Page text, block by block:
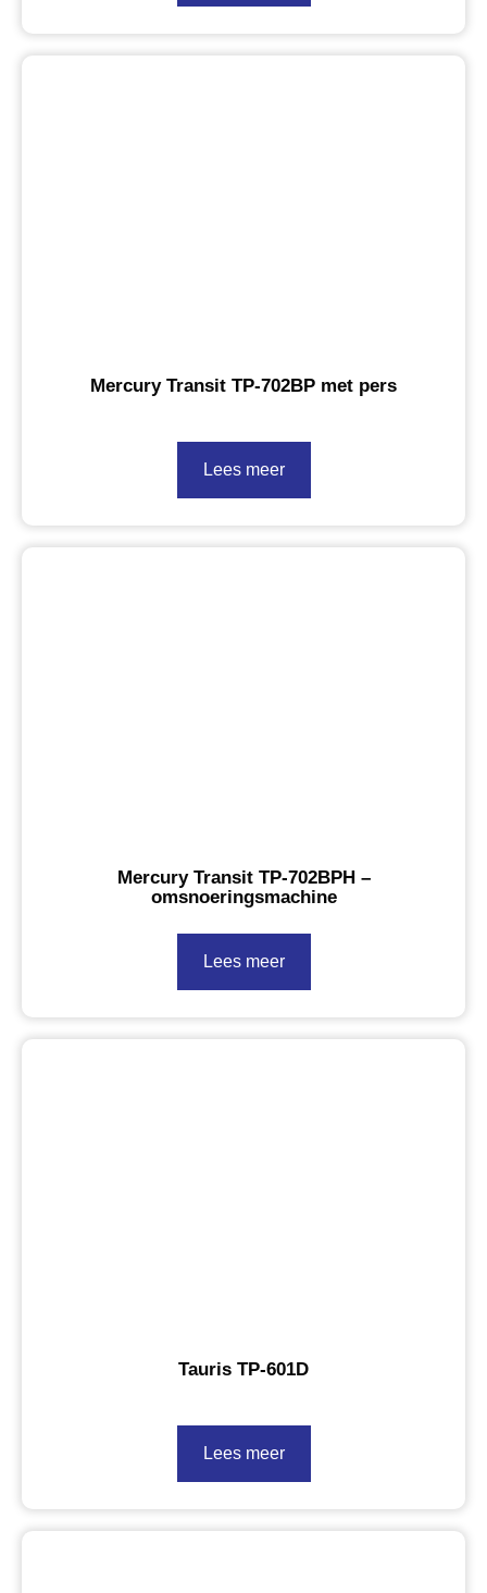
Mercury Transit TP-702BP met pers
Lees meer
Mercury Transit TP-702BPH –
omsnoeringsmachine
Lees meer
Tauris TP-601D
Lees meer